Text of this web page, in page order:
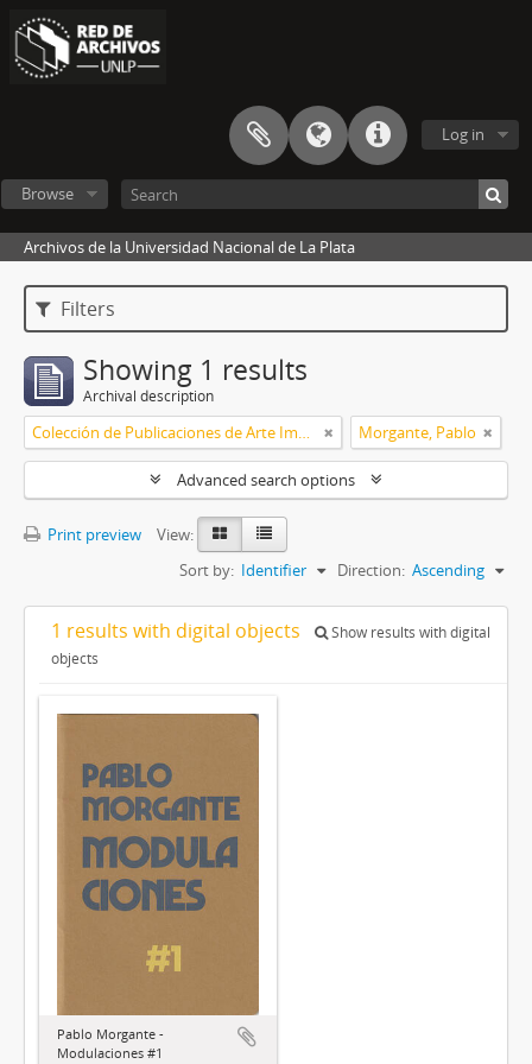
Log in
Browse
Archivos de la Universidad Nacional de La Plata
Filters
Showing 1 results
Archival description
Colección de Publicaciones de Arte Impreso Morgante, Pablo
Advanced search options
Print preview
View:
Sort by: Identifier Direction: Ascending
1 results with digital objects
Show results with digital
objects
Pablo Morgante -
Modulaciones #1